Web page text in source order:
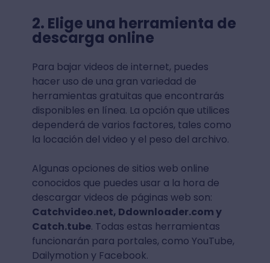
2. Elige una herramienta de
descarga online
Para bajar videos de internet, puedes
hacer uso de una gran variedad de
herramientas gratuitas que encontrarás
disponibles en línea. La opción que utilices
dependerá de varios factores, tales como
la locación del video y el peso del archivo.
Algunas opciones de sitios web online
conocidos que puedes usar a la hora de
descargar videos de páginas web son:
Catchvideo.net, Ddownloader.com y
Catch.tube. Todas estas herramientas
funcionarán para portales, como YouTube,
Dailymotion y Facebook.